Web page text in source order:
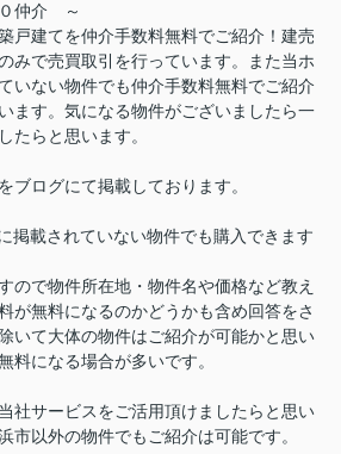
仲介 ～
戸建てを仲介手数料無料でご紹介！建売
みで売買取引を行っています。また当ホ
いない物件でも仲介手数料無料でご紹介
ます。気になる物件がございましたら一
たらと思います。
ログにて掲載しております。
掲載されていない物件でも購入できます
ので物件所在地・物件名や価格など教え
が無料になるのかどうかも含め回答をさ
いて大体の物件はご紹介が可能かと思い
料になる場合が多いです。
社サービスをご活用頂けましたらと思い
市以外の物件でもご紹介は可能です。